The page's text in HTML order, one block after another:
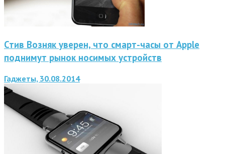
Стив Возняк уверен, что смарт-часы от Apple
поднимут рынок носимых устройств
Гаджеты, 30.08.2014